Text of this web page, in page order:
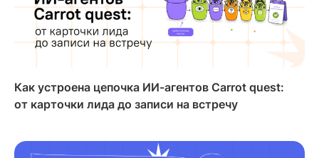
Как устроена цепочка ИИ-агентов Carrot quest:
от карточки лида до записи на встречу